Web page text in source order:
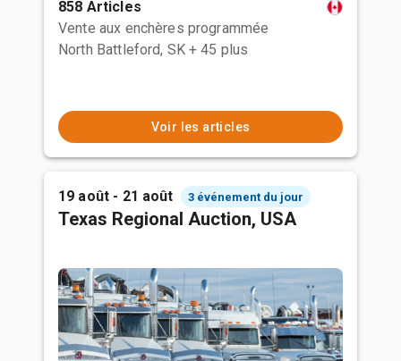
858 Articles
Vente aux enchères programmée
North Battleford, SK + 45 plus
Voir les articles
19 août - 21 août 3 événement du jour
Texas Regional Auction, USA